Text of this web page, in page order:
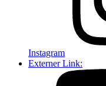
Instagram
Externer Link: